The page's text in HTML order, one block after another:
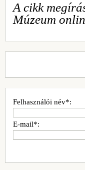
A cikk
Múzeum
Felhasználói név*:
E-mail*: